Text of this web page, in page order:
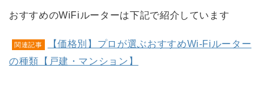
おすすめのWiFiルーターは下記で紹介しています
関連記事
【価格別】プロが選ぶおすすめWi-Fiルーター
の種類【戸建・マンション】